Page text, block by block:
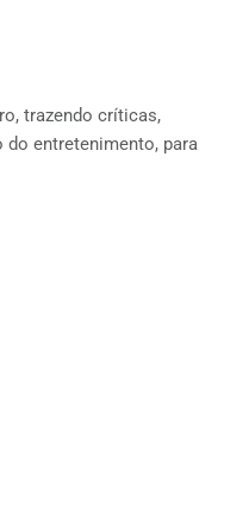
trazendo críticas,
do entretenimento, para